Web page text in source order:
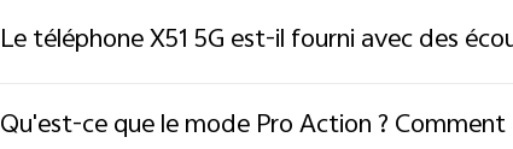
Le téléphone X51 5G est-il fourni avec des
Qu'est-ce que le mode Pro Action ? Comment